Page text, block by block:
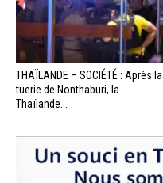
THAÏLANDE – SOCIÉTÉ : Après la
tuerie de Nonthaburi, la
Thaïlande...